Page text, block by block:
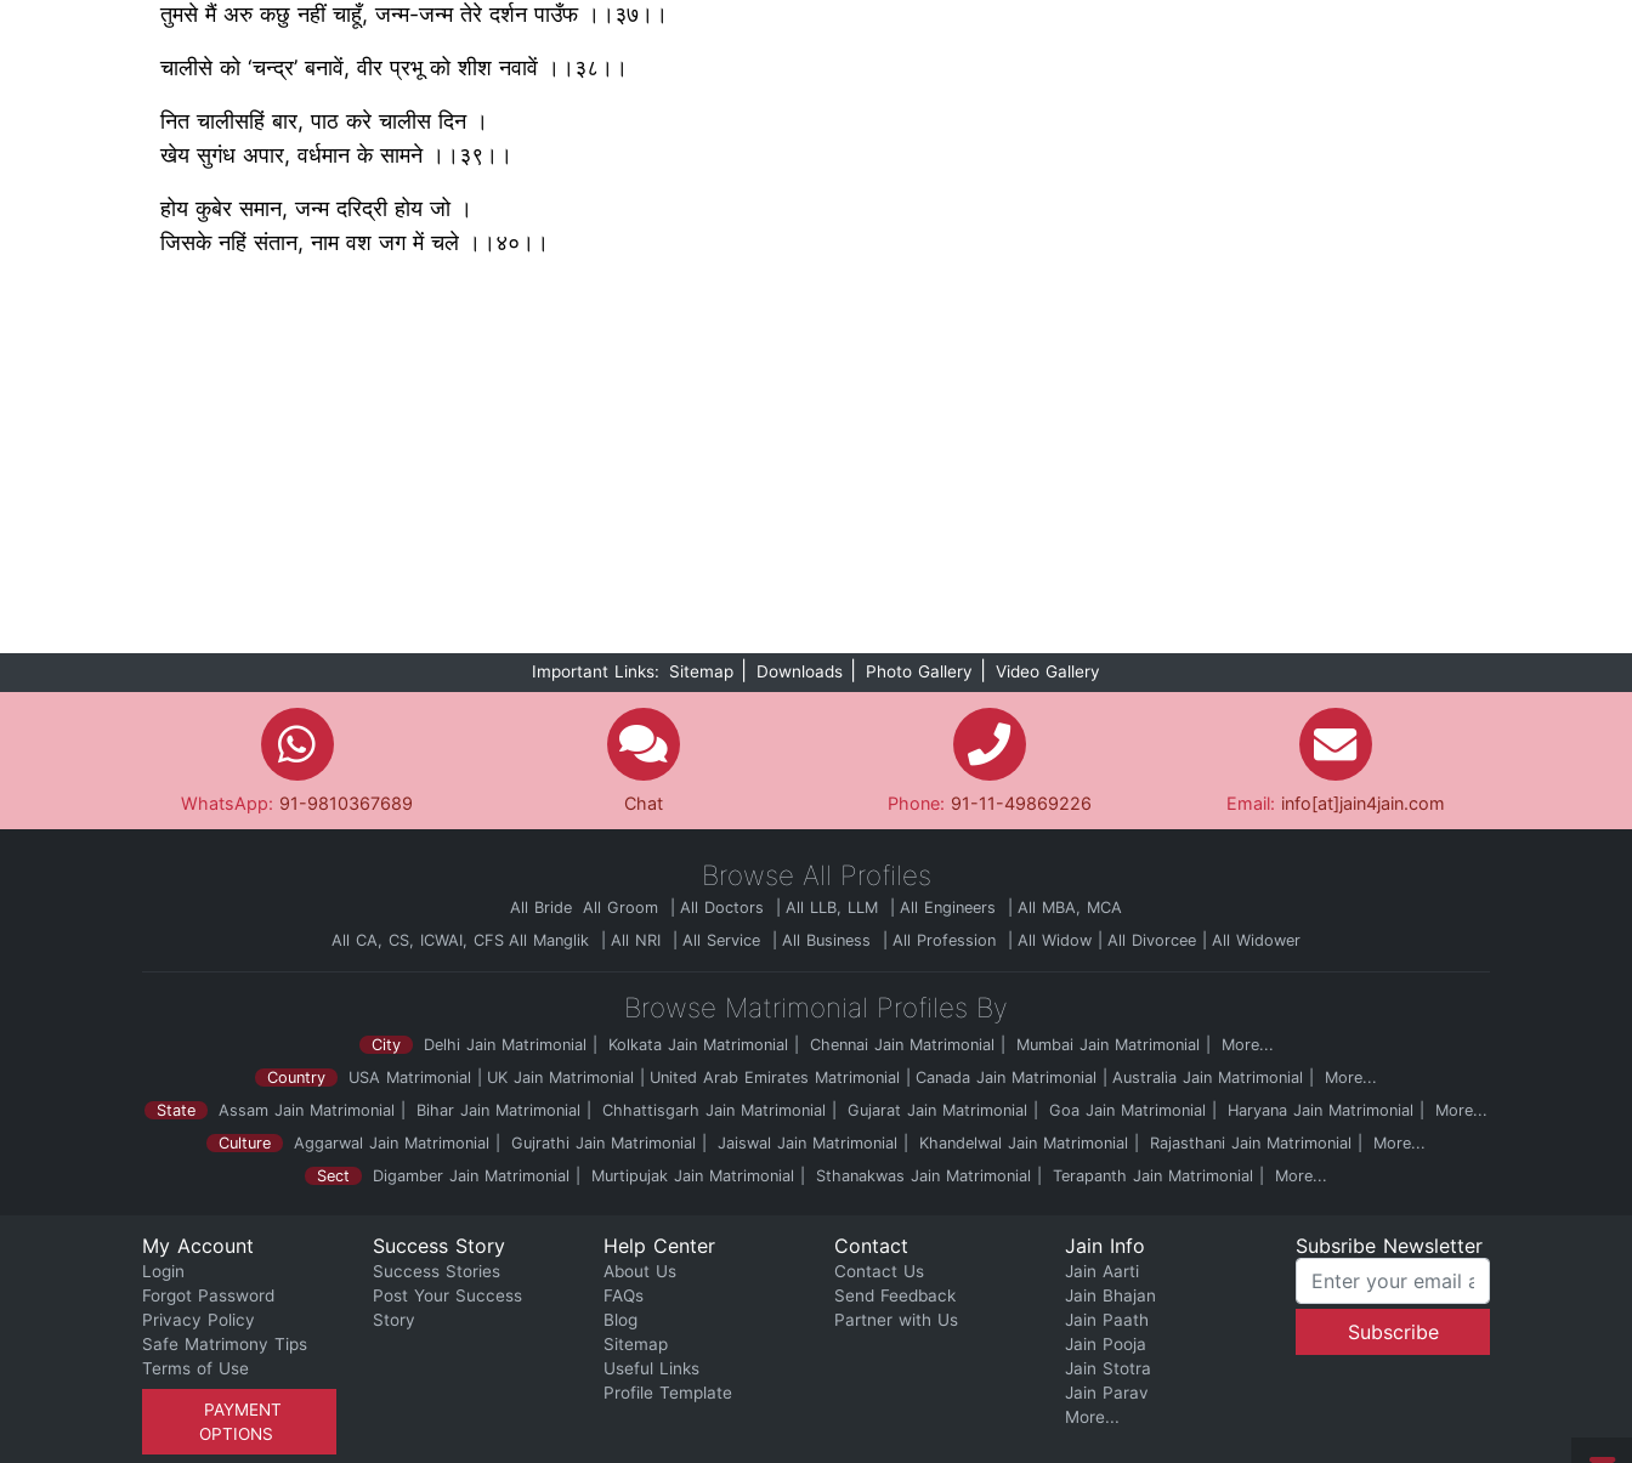
तुमसे मैं अरु कछु नहीं चाहूँ, जन्म-जन्म तेरे दर्शन पाउँफ ।।३७।।
चालीसे को ‘चन्द्र’ बनावें, वीर प्रभू को शीश नवावें ।।३८।।
नित चालीसहिं बार, पाठ करे चालीस दिन ।
खेय सुगंध अपार, वर्धमान के सामने ।।३९।।
होय कुबेर समान, जन्म दरिद्री होय जो ।
जिसके नहिं संतान, नाम वश जग में चले ।।४०।।
Important Links: Sitemap Downloads Photo Gallery Video Gallery
WhatsApp: 91-9810367689 Chat Phone: 91-11-49869226 Email: info[at]jain4jain.com
Browse All Profiles
All Bride All Groom All Doctors All LLB, LLM All Engineers
All MBA, MCA
All CA, CS, ICWAI, CFS All Manglik All NRI All Service All Business All Profession All Widow All Divorcee All Widower
Browse Matrimonial Profiles By
City Delhi Jain Matrimonial Kolkata Jain Matrimonial Chennai Jain Matrimonial Mumbai Jain Matrimonial
More...
Country
USA Matrimonial UK Jain Matrimonial United Arab Emirates Matrimonial Canada Jain Matrimonial Australia Jain Matrimonial
More...
State
Assam Jain Matrimonial Bihar Jain Matrimonial Chhattisgarh Jain Matrimonial Gujarat Jain Matrimonial Goa Jain Matrimonial Haryana Jain Matrimonial
More...
Culture
Aggarwal Jain Matrimonial Gujrathi Jain Matrimonial Jaiswal Jain Matrimonial Khandelwal Jain Matrimonial Rajasthani Jain Matrimonial
More...
Sect
Digamber Jain Matrimonial Murtipujak Jain Matrimonial Sthanakwas Jain Matrimonial Terapanth Jain Matrimonial More...
My Account
Login
Forgot Password
Privacy Policy
Safe Matrimony Tips
Terms of Use
PAYMENT
OPTIONS
Success Story
Success Stories
Post Your Success
Story
Help Center
About Us
FAQs
Blog
Sitemap
Useful Links
Profile Template
Contact
Contact Us
Send Feedback
Partner with Us
Jain Info
Jain Aarti
Jain Bhajan
Jain Paath
Jain Pooja
Jain Stotra
Jain Parav
More...
Subsribe Newsletter